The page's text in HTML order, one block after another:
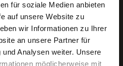
für soziale Medien anbieten
auf unsere Website zu
wir Informationen zu Ihrer
an unsere Partner für
Analysen weiter. Unsere
möglicherweise mit
Datenschutz-Bestimmungen